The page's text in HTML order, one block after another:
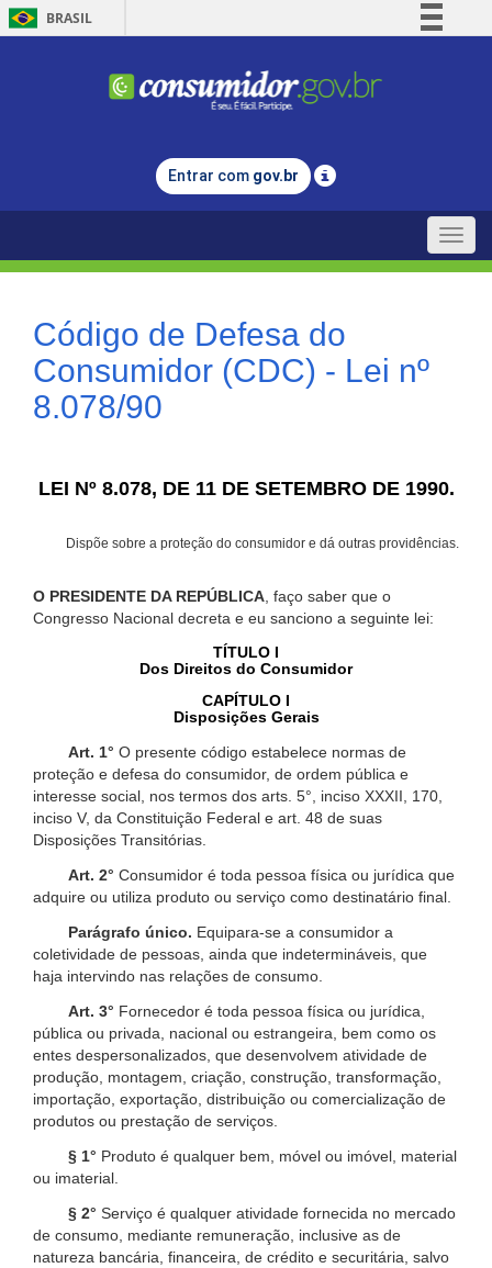
BRASIL
Comunica BR
Legislação
Entrar com gov.br
Toggle
Código de Defesa do
Consumidor (CDC) - Lei nº
8.078/90
LEI Nº 8.078, DE 11 DE SETEMBRO DE 1990.
Dispõe sobre a proteção do consumidor e dá outras providências.
O PRESIDENTE DA REPÚBLICA , faço saber que o
Congresso Nacional decreta e eu sanciono a seguinte lei:
TÍTULO I
Dos Direitos do Consumidor
CAPÍTULO I
Disposições Gerais
Art. 1° O presente código estabelece normas de
proteção e defesa do consumidor, de ordem pública e
interesse social, nos termos dos arts. 5°, inciso XXXII, 170,
inciso V, da Constituição Federal e art. 48 de suas
Disposições Transitórias.
Art. 2° Consumidor é toda pessoa física ou jurídica que
adquire ou utiliza produto ou serviço como destinatário final.
Parágrafo único. Equipara-se a consumidor a
coletividade de pessoas, ainda que indetermináveis, que
haja intervindo nas relações de consumo.
Art. 3° Fornecedor é toda pessoa física ou jurídica,
pública ou privada, nacional ou estrangeira, bem como os
entes despersonalizados, que desenvolvem atividade de
produção, montagem, criação, construção, transformação,
importação, exportação, distribuição ou comercialização de
produtos ou prestação de serviços.
§ 1° Produto é qualquer bem, móvel ou imóvel, material
ou imaterial.
§ 2° Serviço é qualquer atividade fornecida no mercado
de consumo, mediante remuneração, inclusive as de
natureza bancária, financeira, de crédito e securitária, salvo